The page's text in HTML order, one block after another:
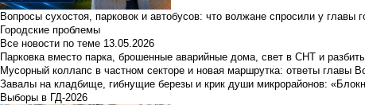
Вопросы сухостоя, парковок и автобусов: что волжане спросили у главы
Городские проблемы
Все новости по теме 13.05.2026
Парковка вместо парка, брошенные аварийные дома, свет в СНТ и
Мусорный коллапс в частном секторе и новая маршрутка: ответы главы
Завалы на кладбище, гибнущие березы и крик души микрорайонов:
Выборы в ГД-2026